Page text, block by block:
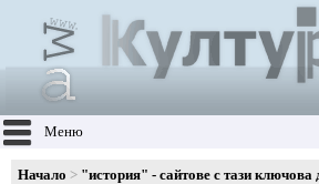
Меню
Начало "история" - сайтове с тази ключова